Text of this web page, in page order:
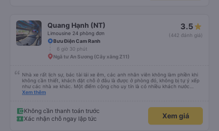
Quang Hạnh (NT)
Limousine 24 phòng đơn
3.5
(442 đánh giá)
Bưu Điện Cam Ranh
6 giờ 30 phút
Ngã tư An Sương (Cây xăng Z11)
Nhà xe rất lịch sự, bác tài lái xe êm, các anh nhân viên không làm phiền khi
không cần thiết, khách đặt chỗ ở đâu là được ở phòng đó, không bị tự ý xếp
như các nhà xe khác. Một điểm cộng cho uy tín là có nhiều khách nước
Xem thêm
Không cần thanh toán trước
Xác nhận chỗ ngay lập tức
Xem giá